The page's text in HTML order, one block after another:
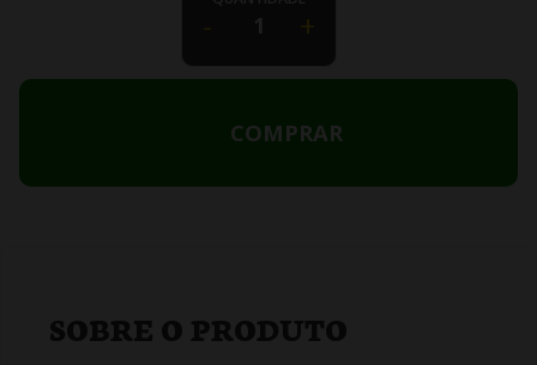
COMPRAR
SOBRE O PRODUTO